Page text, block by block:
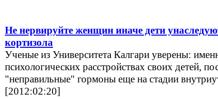
Не нервируйте женщин иначе дети
кортизола
Ученые из Университета Калгари уверены:
психологических расстройствах своих детей,
"неправильные" гормоны еще на стадии
[2012:02:20]